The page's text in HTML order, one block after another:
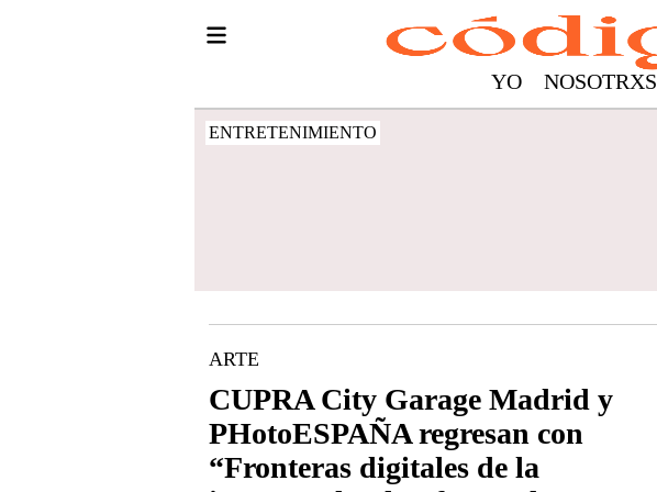
YO NOSOTRXS
ENTRETENIMIENTO
ARTE
CUPRA City Garage Madrid y
PHotoESPAÑA regresan con
“Fronteras digitales de la